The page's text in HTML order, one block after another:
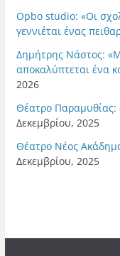
Opbo studio: «Οι
γεννιέται ένας
Δημήτρης Νάστος:
αποκαλύπτεται ένα
2026
Θέατρο Παραμυθίας:
Δεκεμβρίου, 2025
Θέατρο Νέος
Δεκεμβρίου, 2025